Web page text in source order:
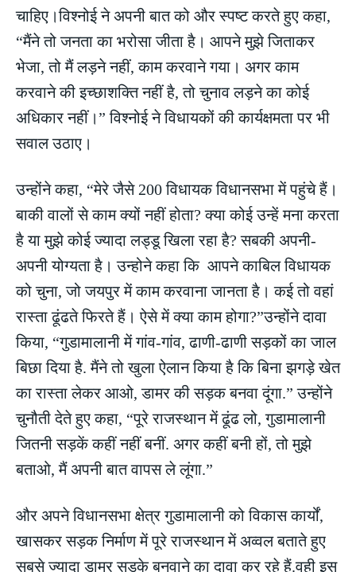
चाहिए।विश्नोई ने अपनी बात को और स्पष्ट करते हुए कहा,
“मैंने तो जनता का भरोसा जीता है। आपने मुझे जिताकर
भेजा, तो मैं लड़ने नहीं, काम करवाने गया। अगर काम
करवाने की इच्छाशक्ति नहीं है, तो चुनाव लड़ने का कोई
अधिकार नहीं।” विश्नोई ने विधायकों की कार्यक्षमता पर भी
सवाल उठाए।
उन्होंने कहा, “मेरे जैसे 200 विधायक विधानसभा में पहुंचे हैं।
बाकी वालों से काम क्यों नहीं होता? क्या कोई उन्हें मना करता
है या मुझे कोई ज्यादा लड्डू खिला रहा है? सबकी अपनी-
अपनी योग्यता है। उन्होने कहा कि आपने काबिल विधायक
को चुना, जो जयपुर में काम करवाना जानता है। कई तो वहां
रास्ता ढूंढते फिरते हैं। ऐसे में क्या काम होगा?”उन्होंने दावा
किया, “गुडामालानी में गांव-गांव, ढाणी-ढाणी सड़कों का जाल
बिछा दिया है. मैंने तो खुला ऐलान किया है कि बिना झगड़े खेत
का रास्ता लेकर आओ, डामर की सड़क बनवा दूंगा.” उन्होंने
चुनौती देते हुए कहा, “पूरे राजस्थान में ढूंढ लो, गुडामालानी
जितनी सड़कें कहीं नहीं बनीं. अगर कहीं बनी हों, तो मुझे
बताओ, मैं अपनी बात वापस ले लूंगा.”
और अपने विधानसभा क्षेत्र गुडामालानी को विकास कार्यों,
खासकर सड़क निर्माण में पूरे राजस्थान में अव्वल बताते हुए
सबसे ज्यादा डामर सड़के बनवाने का दावा कर रहे हैं.वही इस